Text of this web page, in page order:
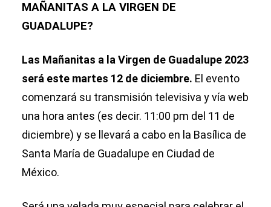
MAÑANITAS A LA VIRGEN DE
GUADALUPE?
Las Mañanitas a la Virgen de Guadalupe 2023
será este martes 12 de diciembre. El evento
comenzará su transmisión televisiva y vía web
una hora antes (es decir. 11:00 pm del 11 de
diciembre) y se llevará a cabo en la Basílica de
Santa María de Guadalupe en Ciudad de
México.